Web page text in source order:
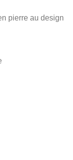
pierre au design